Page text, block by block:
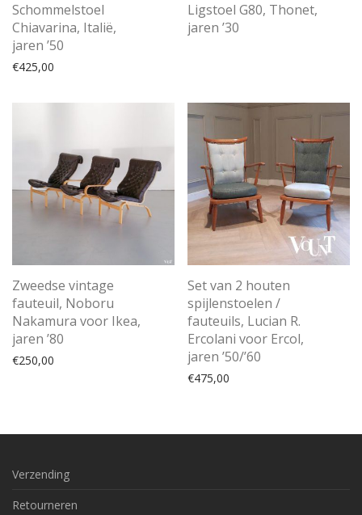
Schommelstoel
Chiavarina, Italië,
jaren ’50
€425,00
Ligstoel G80, Thonet,
jaren ’30
Zweedse vintage
fauteuil, Noboru
Nakamura voor Ikea,
jaren ’80
€250,00
Set van 2 houten
spijlenstoelen /
fauteuils, Lucian R.
Ercolani voor Ercol,
jaren ’50/’60
€475,00
Verzending
Retourneren